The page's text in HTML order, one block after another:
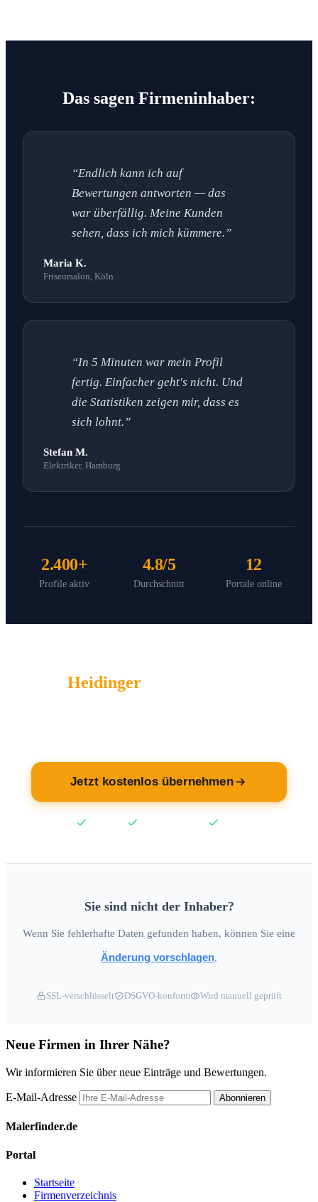
Das sagen Firmeninhaber:
“Endlich kann ich auf
Bewertungen antworten — das
war überfällig. Meine Kunden
sehen, dass ich mich kümmere.”
Maria K.
Friseursalon, Köln
“In 5 Minuten war mein Profil
fertig. Einfacher geht's nicht. Und
die Statistiken zeigen mir, dass es
sich lohnt.”
Stefan M.
Elektriker, Hamburg
2.400+
Profile aktiv
4.8/5
Durchschnitt
12
Portale online
Heidingerwartet auf Sie.
Jetzt kostenlos übernehmen
Sie sind nicht der Inhaber?
Wenn Sie fehlerhafte Daten gefunden haben, können Sie eine
Änderung vorschlagen
SSL-verschlüsselt DSGVO-konform Wird manuell geprüft
Neue Firmen in Ihrer Nähe?
Wir informieren Sie über neue Einträge und Bewertungen.
E-Mail-Adresse Abonnieren
Malerfinder.de
Portal
Startseite
Firmenverzeichnis